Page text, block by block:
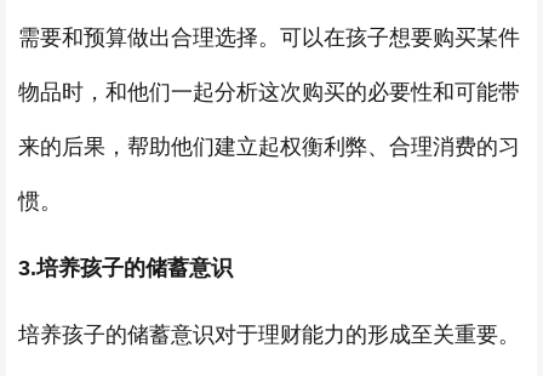
需要和预算做出合理选择。可以在孩子想要购买某件
物品时，和他们一起分析这次购买的必要性和可能带
来的后果，帮助他们建立起权衡利弊、合理消费的习
惯。
3.培养孩子的储蓄意识
培养孩子的储蓄意识对于理财能力的形成至关重要。